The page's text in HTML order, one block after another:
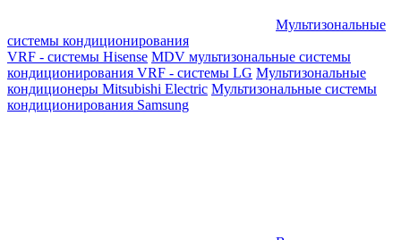
Мультизональные
системы кондиционирования
VRF - системы Hisense MDV мультизональные системы
кондиционирования VRF - системы LG Мультизональные
кондиционеры Mitsubishi Electric Мультизональные системы
кондиционирования Samsung